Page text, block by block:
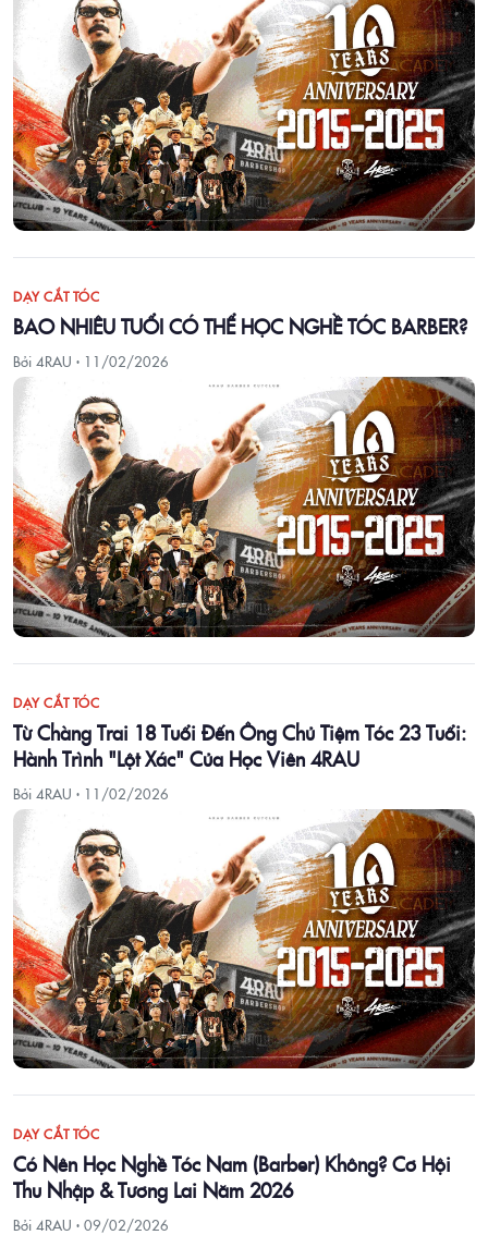
DẠY CẮT TÓC
BAO NHIÊU TUỔI CÓ THỂ HỌC NGHỀ TÓC BARBER?
Bởi 4RAU · 11/02/2026
DẠY CẮT TÓC
Từ Chàng Trai 18 Tuổi Đến Ông Chủ Tiệm Tóc 23 Tuổi:
Hành Trình "Lột Xác" Của Học Viên 4RAU
Bởi 4RAU · 11/02/2026
DẠY CẮT TÓC
Có Nên Học Nghề Tóc Nam (Barber) Không? Cơ Hội
Thu Nhập & Tương Lai Năm 2026
Bởi 4RAU · 09/02/2026